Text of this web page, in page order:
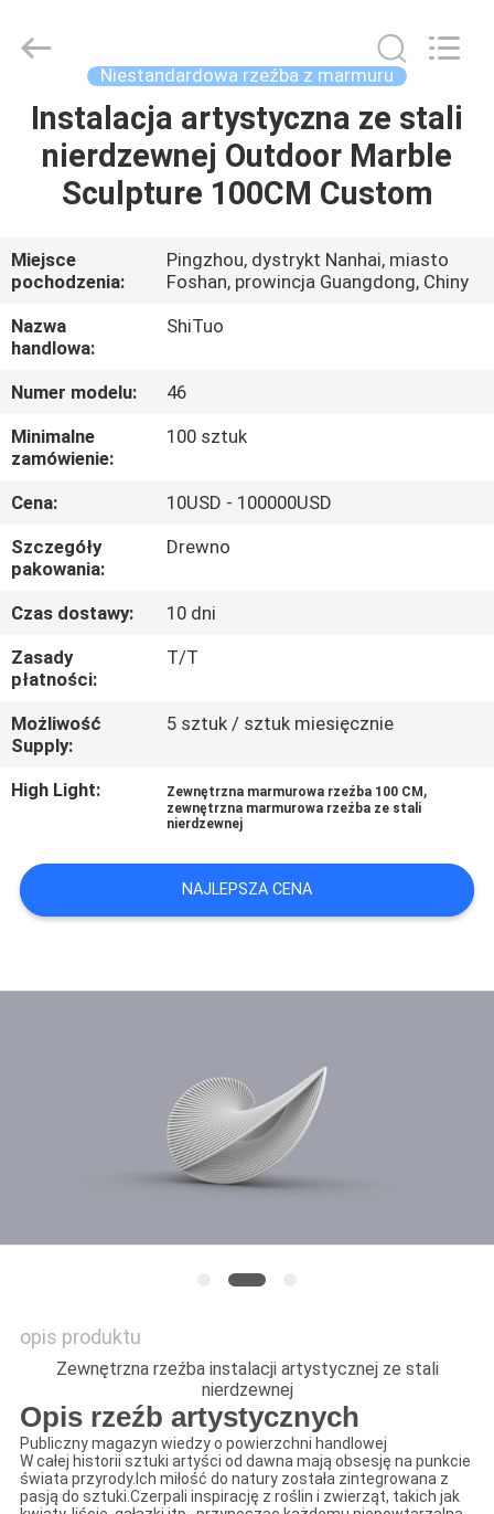
DO
DOMU
FILMY
O
NAS
WYCIECZKA
PO
FABRYCE
KONTROLA
JAKOŚCI
SKONTAKTUJ
SIĘ
Z
NOWOŚCI
SPRAWY
Reserved.
Developed
Niestandardowa rzeźba z marmuru
Instalacja artystyczna ze stali
nierdzewnej Outdoor Marble
Sculpture 100CM Custom
Miejsce
pochodzenia:
Pingzhou, dystrykt Nanhai, miasto
Foshan, prowincja Guangdong, Chiny
Nazwa
handlowa:
ShiTuo
Numer modelu:
46
Minimalne
zamówienie:
100 sztuk
Cena:
10USD - 100000USD
Szczegóły
pakowania:
Drewno
Czas dostawy:
10 dni
Zasady
płatności:
T/T
Możliwość
Supply:
5 sztuk / sztuk miesięcznie
High Light: Zewnętrzna marmurowa rzeźba 100 CM ,
zewnętrzna marmurowa rzeźba ze stali
nierdzewnej
NAJLEPSZA CENA
opis produktu
Zewnętrzna rzeźba instalacji artystycznej ze stali
nierdzewnej
Opis rzeźb artystycznych
Publiczny magazyn wiedzy o powierzchni handlowej
W całej historii sztuki artyści od dawna mają obsesję na punkcie
świata przyrody.Ich miłość do natury została zintegrowana z
pasją do sztuki.Czerpali inspirację z roślin i zwierząt, takich jak